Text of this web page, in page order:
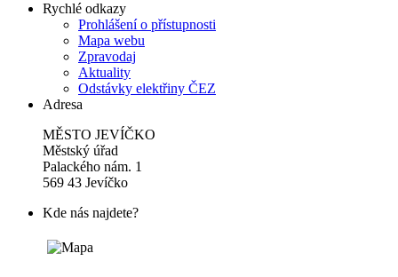
Rychlé odkazy
Prohlášení o přístupnosti
Mapa webu
Zpravodaj
Aktuality
Odstávky elektřiny ČEZ
Adresa
MĚSTO JEVÍČKO
Městský úřad
Palackého nám. 1
569 43 Jevíčko
Kde nás najdete?